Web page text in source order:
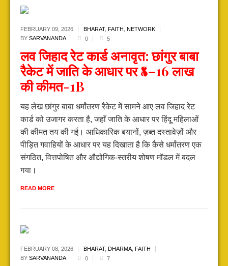
FEBRUARY 09, 2026 BHARAT, FAITH
NETWORK
BY SARVANANDA 0 5
लव जिहाद रेट कार्ड अनावृत: छांगुर बाबा
रैकेट में जाति के आधार पर ₹8–16 लाख
की कीमत-1B
यह लेख छांगुर बाबा धर्मांतरण रैकेट में सामने आए लव जिहाद रेट
कार्ड को उजागर करता है, जहाँ जाति के आधार पर हिंदू महिलाओं
की कीमत तय की गई। आधिकारिक बयानों, ज़ब्त दस्तावेज़ों और
पीड़ित गवाहियों के आधार पर यह दिखाता है कि कैसे धर्मांतरण एक
संगठित, वित्तपोषित और औद्योगिक-स्तरीय शोषण मॉडल में बदल
गया।
READ MORE
FEBRUARY 08, 2026 BHARAT, DHARMA
FAITH
BY SARVANANDA 0 7